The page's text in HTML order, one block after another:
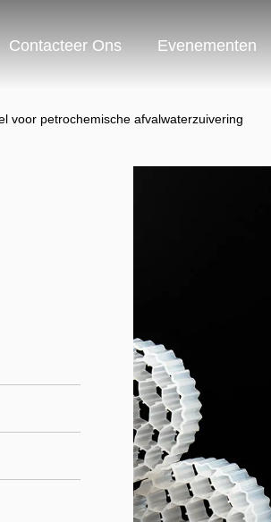
Contacteer Ons Evenementen
voor petrochemische afvalwaterzuivering